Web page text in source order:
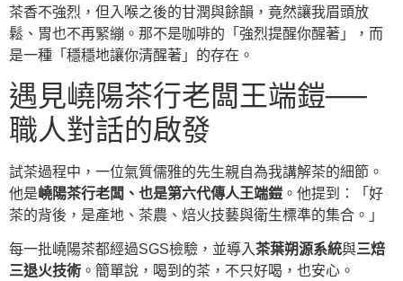
茶香不強烈，但入喉之後的甘潤與餘韻，竟然讓我眉頭放
鬆、胃也不再緊繃。那不是咖啡的「強烈提醒你醒著」，而
是一種「穩穩地讓你清醒著」的存在。
遇見嶢陽茶行老闆王端鎧──
職人對話的啟發
試茶過程中，一位氣質儒雅的先生親自為我講解茶的細節。
他是嶢陽茶行老闆、也是第六代傳人王端鎧 。他提到：「好
茶的背後，是產地、茶農、焙火技藝與衛生標準的集合。」
每一批嶢陽茶都經過SGS檢驗，並導入茶葉朔源系統與三焙
三退火技術 。簡單說，喝到的茶，不只好喝，也安心。